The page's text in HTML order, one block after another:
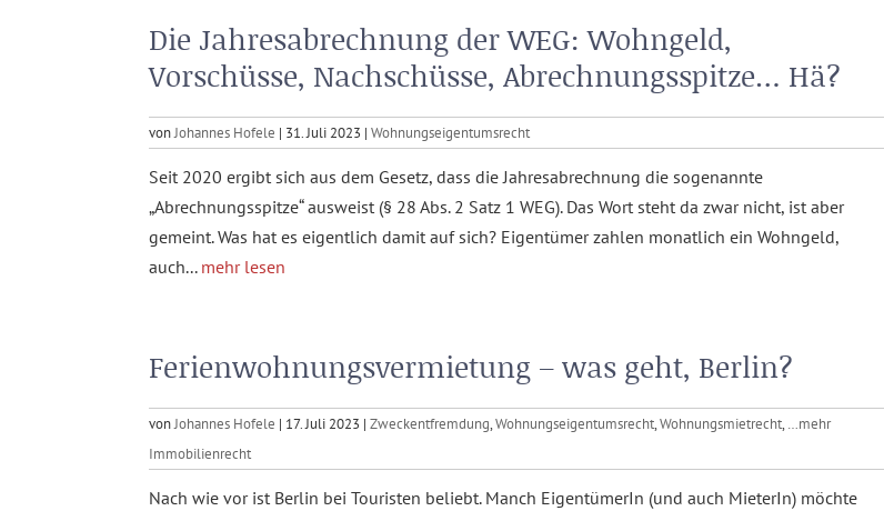
Die Jahresabrechnung der WEG: Wohngeld,
Vorschüsse, Nachschüsse, Abrechnungsspitze… Hä?
vonJohannes Hofele | 31. Juli 2023 |Wohnungseigentumsrecht
Seit 2020 ergibt sich aus dem Gesetz, dass die Jahresabrechnung die sogenannte
„Abrechnungsspitze“ ausweist (§ 28 Abs. 2 Satz 1 WEG). Das Wort steht da zwar nicht, ist aber
gemeint. Was hat es eigentlich damit auf sich? Eigentümer zahlen monatlich ein Wohngeld,
auch... mehr lesen
Ferienwohnungsvermietung – was geht, Berlin?
vonJohannes Hofele | 17. Juli 2023 |Zweckentfremdung,Wohnungseigentumsrecht,Wohnungsmietrecht, …mehr
Immobilienrecht
Nach wie vor ist Berlin bei Touristen beliebt. Manch EigentümerIn (und auch MieterIn) möchte